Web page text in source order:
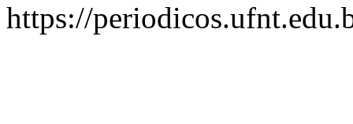
https://